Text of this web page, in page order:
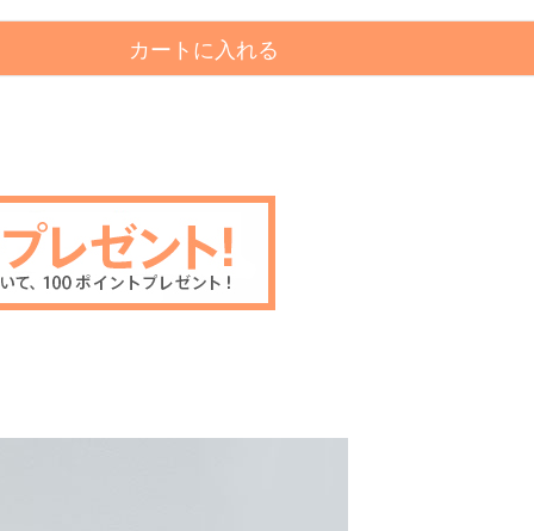
カートに入れる